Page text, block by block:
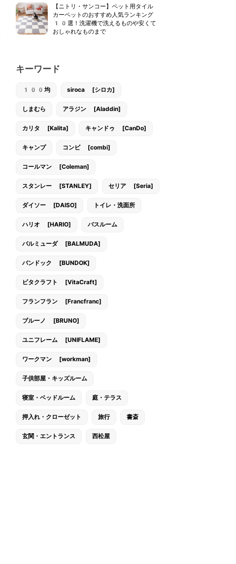
【ニトリ・サンコー】ペット用タイル
カーペットのおすすめ人気ランキング
10選！洗濯機で洗えるものや安くて
おしゃれなものまで
キーワード
100均 siroca [シロカ]
しまむら アラジン [Aladdin]
カリタ [Kalita] キャンドゥ [CanDo]
キャンプ コンビ [combi]
コールマン [Coleman]
スタンレー [STANLEY] セリア [Seria]
ダイソー [DAISO] トイレ・洗面所
ハリオ [HARIO] バスルーム
バルミューダ [BALMUDA]
バンドック [BUNDOK]
ビタクラフト [VitaCraft]
フランフラン [Francfranc]
ブルーノ [BRUNO]
ユニフレーム [UNIFLAME]
ワークマン [workman]
子供部屋・キッズルーム
寝室・ベッドルーム 庭・テラス
押入れ・クローゼット 旅行 書斎
玄関・エントランス 西松屋